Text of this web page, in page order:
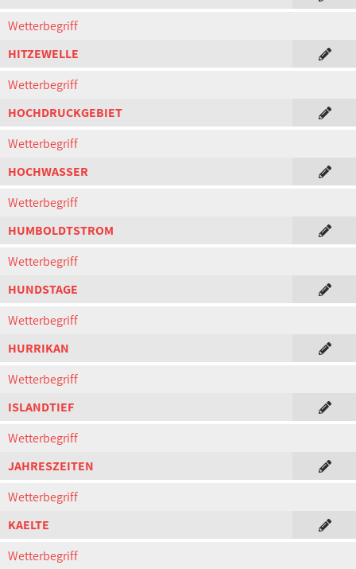
Wetterbegriff
HITZEWELLE
Wetterbegriff
HOCHDRUCKGEBIET
Wetterbegriff
HOCHWASSER
Wetterbegriff
HUMBOLDTSTROM
Wetterbegriff
HUNDSTAGE
Wetterbegriff
HURRIKAN
Wetterbegriff
ISLANDTIEF
Wetterbegriff
JAHRESZEITEN
Wetterbegriff
KAELTE
Wetterbegriff